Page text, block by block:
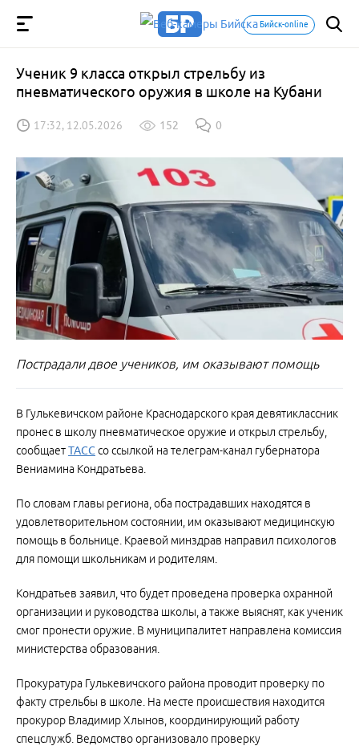
Бийск-online
Ученик 9 класса открыл стрельбу из
пневматического оружия в школе на Кубани
17:32, 12.05.2026 152 0
Пострадали двое учеников, им оказывают помощь
В Гулькевичском районе Краснодарского края девятиклассник
пронес в школу пневматическое оружие и открыл стрельбу,
сообщаетТАССсо ссылкой на телеграм-канал губернатора
Вениамина Кондратьева.
По словам главы региона, оба пострадавших находятся в
удовлетворительном состоянии, им оказывают медицинскую
помощь в больнице. Краевой минздрав направил психологов
для помощи школьникам и родителям.
Кондратьев заявил, что будет проведена проверка охранной
организации и руководства школы, а также выяснят, как ученик
смог пронести оружие. В муниципалитет направлена комиссия
министерства образования.
Прокуратура Гулькевичского района проводит проверку по
факту стрельбы в школе. На месте происшествия находится
прокурор Владимир Хлынов, координирующий работу
спецслужб. Ведомство организовало проверку